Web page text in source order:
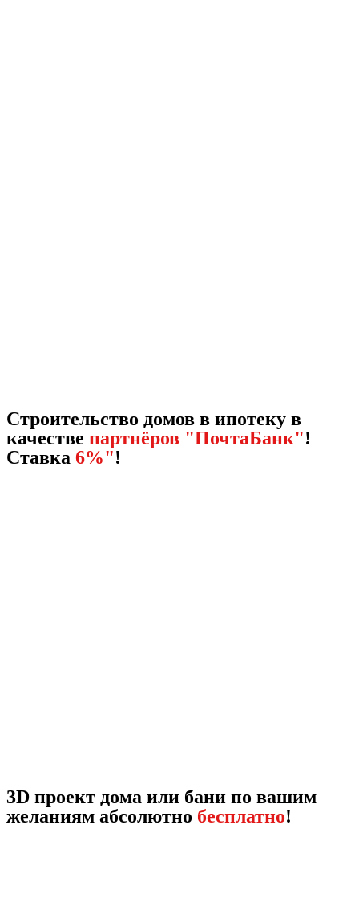
Строительство домов в ипотеку в
качестве партнёров "ПочтаБанк"!
Ставка 6%"!
3D проект дома или бани по вашим
желаниям абсолютно бесплатно!